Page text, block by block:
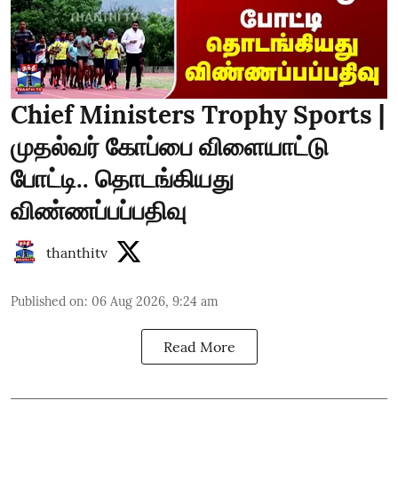
Chief Ministers Trophy Sports |
முதல்வர் கோப்பை விளையாட்டு
போட்டி.. தொடங்கியது
விண்ணப்பப்பதிவு
thanthitv
Published on: 06 Aug 2026, 9:24 am
Read More